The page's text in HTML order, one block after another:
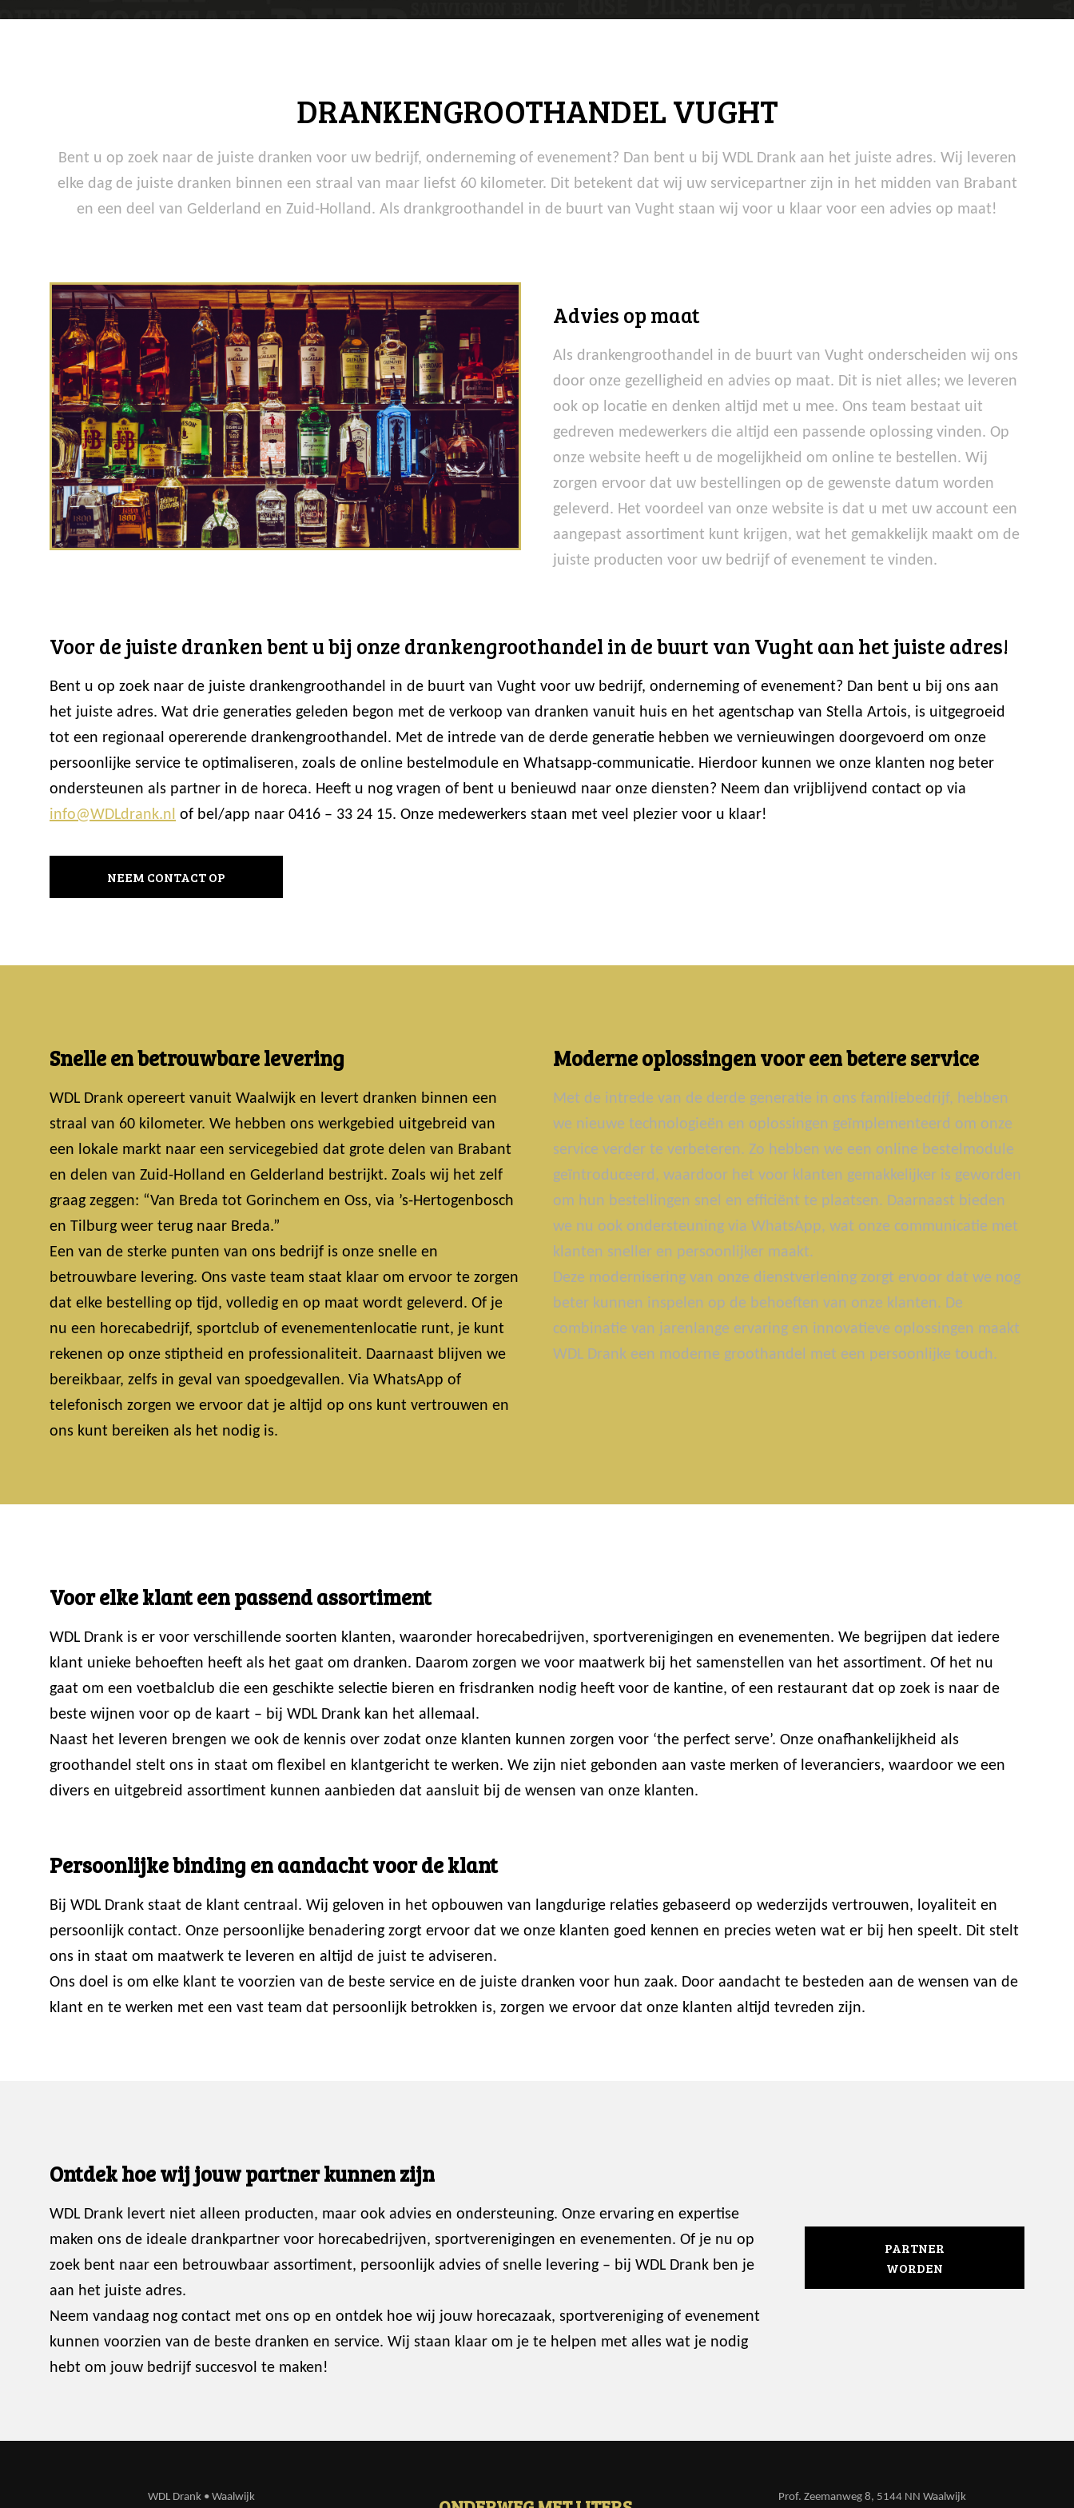
DRANKENGROOTHANDEL VUGHT
Bent u op zoek naar de juiste dranken voor uw bedrijf, onderneming of evenement? Dan bent u bij WDL Drank aan het juiste adres. Wij leveren
elke dag de juiste dranken binnen een straal van maar liefst 60 kilometer. Dit betekent dat wij uw servicepartner zijn in het midden van Brabant
en een deel van Gelderland en Zuid-Holland. Als drankgroothandel in de buurt van Vught staan wij voor u klaar voor een advies op maat!
Advies op maat
Als drankengroothandel in de buurt van Vught onderscheiden wij ons
door onze gezelligheid en advies op maat. Dit is niet alles; we leveren
ook op locatie en denken altijd met u mee. Ons team bestaat uit
gedreven medewerkers die altijd een passende oplossing vinden. Op
onze website heeft u de mogelijkheid om online te bestellen. Wij
zorgen ervoor dat uw bestellingen op de gewenste datum worden
geleverd. Het voordeel van onze website is dat u met uw account een
aangepast assortiment kunt krijgen, wat het gemakkelijk maakt om de
juiste producten voor uw bedrijf of evenement te vinden.
Voor de juiste dranken bent u bij onze drankengroothandel in de buurt van Vught aan het juiste adres!
Bent u op zoek naar de juiste drankengroothandel in de buurt van Vught voor uw bedrijf, onderneming of evenement? Dan bent u bij ons aan
het juiste adres. Wat drie generaties geleden begon met de verkoop van dranken vanuit huis en het agentschap van Stella Artois, is uitgegroeid
tot een regionaal opererende drankengroothandel. Met de intrede van de derde generatie hebben we vernieuwingen doorgevoerd om onze
persoonlijke service te optimaliseren, zoals de online bestelmodule en Whatsapp-communicatie. Hierdoor kunnen we onze klanten nog beter
ondersteunen als partner in de horeca. Heeft u nog vragen of bent u benieuwd naar onze diensten? Neem dan vrijblijvend contact op via
info@WDLdrank.nl of bel/app naar 0416 – 33 24 15. Onze medewerkers staan met veel plezier voor u klaar!
NEEM CONTACT OP
Snelle en betrouwbare levering
WDL Drank opereert vanuit Waalwijk en levert dranken binnen een
straal van 60 kilometer. We hebben ons werkgebied uitgebreid van
een lokale markt naar een servicegebied dat grote delen van Brabant
en delen van Zuid-Holland en Gelderland bestrijkt. Zoals wij het zelf
graag zeggen: “Van Breda tot Gorinchem en Oss, via ’s-Hertogenbosch
en Tilburg weer terug naar Breda.”
Een van de sterke punten van ons bedrijf is onze snelle en
betrouwbare levering. Ons vaste team staat klaar om ervoor te zorgen
dat elke bestelling op tijd, volledig en op maat wordt geleverd. Of je
nu een horecabedrijf, sportclub of evenementenlocatie runt, je kunt
rekenen op onze stiptheid en professionaliteit. Daarnaast blijven we
bereikbaar, zelfs in geval van spoedgevallen. Via WhatsApp of
telefonisch zorgen we ervoor dat je altijd op ons kunt vertrouwen en
ons kunt bereiken als het nodig is.
Moderne oplossingen voor een betere service
Met de intrede van de derde generatie in ons familiebedrijf, hebben
we nieuwe technologieën en oplossingen geïmplementeerd om onze
service verder te verbeteren. Zo hebben we een online bestelmodule
geïntroduceerd, waardoor het voor klanten gemakkelijker is geworden
om hun bestellingen snel en efficiënt te plaatsen. Daarnaast bieden
we nu ook ondersteuning via WhatsApp, wat onze communicatie met
klanten sneller en persoonlijker maakt.
Deze modernisering van onze dienstverlening zorgt ervoor dat we nog
beter kunnen inspelen op de behoeften van onze klanten. De
combinatie van jarenlange ervaring en innovatieve oplossingen maakt
WDL Drank een moderne groothandel met een persoonlijke touch.
Voor elke klant een passend assortiment
WDL Drank is er voor verschillende soorten klanten, waaronder horecabedrijven, sportverenigingen en evenementen. We begrijpen dat iedere
klant unieke behoeften heeft als het gaat om dranken. Daarom zorgen we voor maatwerk bij het samenstellen van het assortiment. Of het nu
gaat om een voetbalclub die een geschikte selectie bieren en frisdranken nodig heeft voor de kantine, of een restaurant dat op zoek is naar de
beste wijnen voor op de kaart – bij WDL Drank kan het allemaal.
Naast het leveren brengen we ook de kennis over zodat onze klanten kunnen zorgen voor ‘the perfect serve’. Onze onafhankelijkheid als
groothandel stelt ons in staat om flexibel en klantgericht te werken. We zijn niet gebonden aan vaste merken of leveranciers, waardoor we een
divers en uitgebreid assortiment kunnen aanbieden dat aansluit bij de wensen van onze klanten.
Persoonlijke binding en aandacht voor de klant
Bij WDL Drank staat de klant centraal. Wij geloven in het opbouwen van langdurige relaties gebaseerd op wederzijds vertrouwen, loyaliteit en
persoonlijk contact. Onze persoonlijke benadering zorgt ervoor dat we onze klanten goed kennen en precies weten wat er bij hen speelt. Dit stelt
ons in staat om maatwerk te leveren en altijd de juist te adviseren.
Ons doel is om elke klant te voorzien van de beste service en de juiste dranken voor hun zaak. Door aandacht te besteden aan de wensen van de
klant en te werken met een vast team dat persoonlijk betrokken is, zorgen we ervoor dat onze klanten altijd tevreden zijn.
Ontdek hoe wij jouw partner kunnen zijn
WDL Drank levert niet alleen producten, maar ook advies en ondersteuning. Onze ervaring en expertise
maken ons de ideale drankpartner voor horecabedrijven, sportverenigingen en evenementen. Of je nu op
zoek bent naar een betrouwbaar assortiment, persoonlijk advies of snelle levering – bij WDL Drank ben je
aan het juiste adres.
Neem vandaag nog contact met ons op en ontdek hoe wij jouw horecazaak, sportvereniging of evenement
kunnen voorzien van de beste dranken en service. Wij staan klaar om je te helpen met alles wat je nodig
hebt om jouw bedrijf succesvol te maken!
PARTNER
WORDEN
WDL Drank • Waalwijk Prof. Zeemanweg 8, 5144 NN Waalwijk